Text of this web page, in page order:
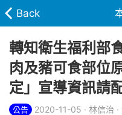
Back
轉知衛生福利部
肉及豬可食部位
定」宣導資訊請
公告 2020-11-05 · 林信治